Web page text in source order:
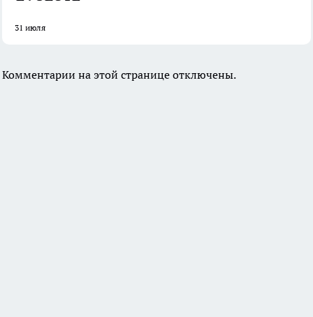
31 июля
Комментарии на этой странице отключены.